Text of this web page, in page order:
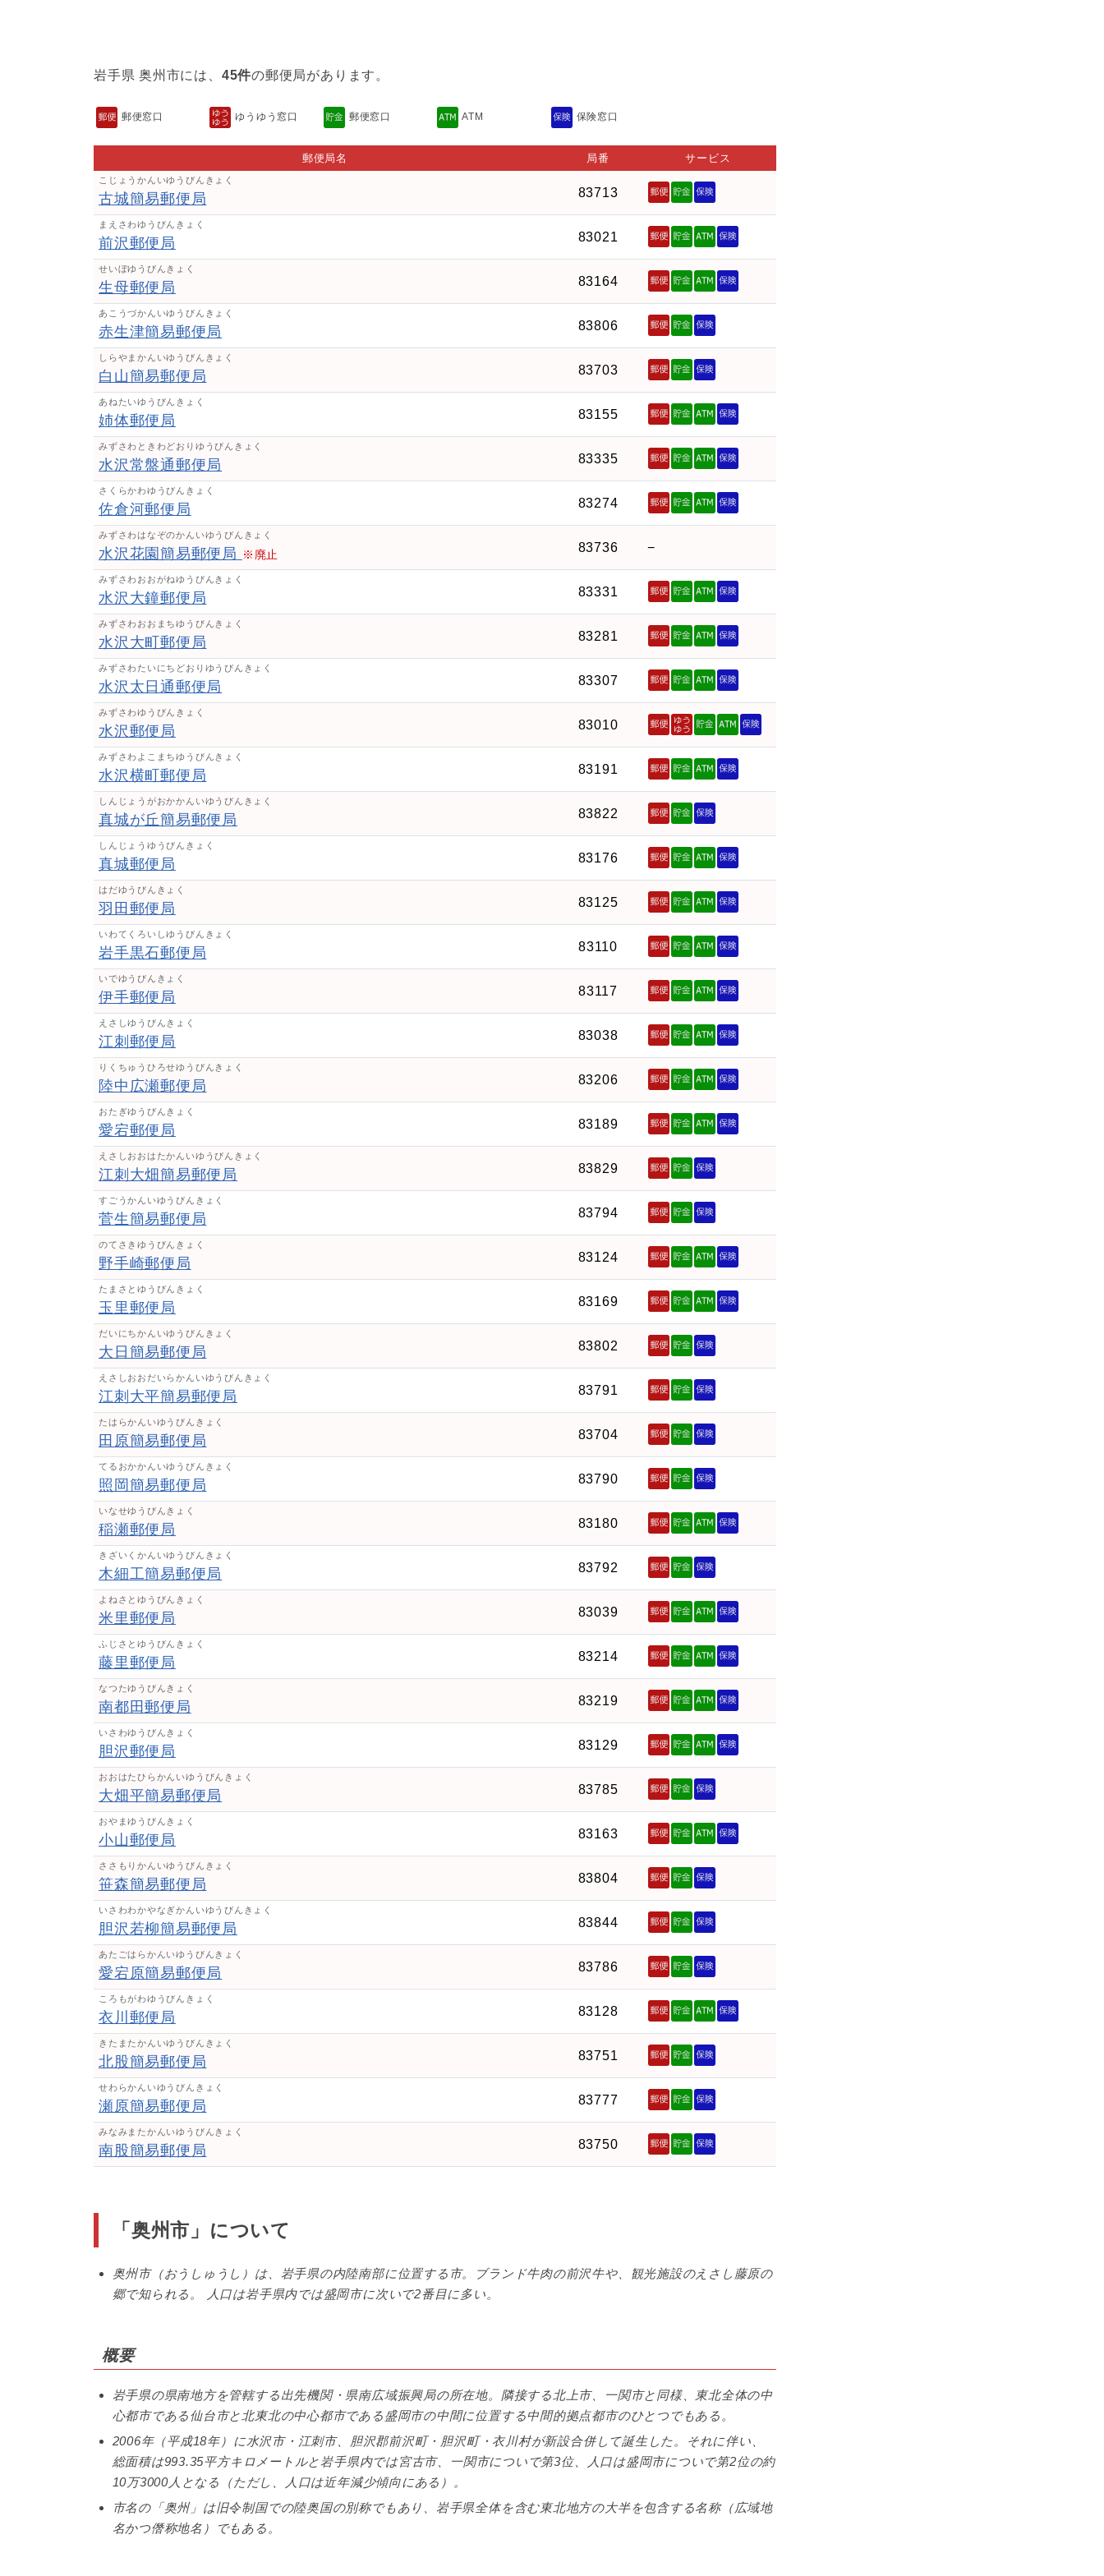
岩手県 奥州市には、 45件の郵便局があります。
郵便窓口 ゆうゆう窓口 郵便窓口 ATM 保険窓口
郵便局名 局番 サービス
こじょうかんいゆうびんきょく
古城簡易郵便局 83713
まえさわゆうびんきょく
前沢郵便局 83021
せいぼゆうびんきょく
生母郵便局 83164
あこうづかんいゆうびんきょく
赤生津簡易郵便局 83806
しらやまかんいゆうびんきょく
白山簡易郵便局 83703
あねたいゆうびんきょく
姉体郵便局 83155
みずさわときわどおりゆうびんきょく
水沢常盤通郵便局 83335
さくらかわゆうびんきょく
佐倉河郵便局 83274
みずさわはなぞのかんいゆうびんきょく
水沢花園簡易郵便局 ※廃止
83736 −
みずさわおおがねゆうびんきょく
水沢大鐘郵便局 83331
みずさわおおまちゆうびんきょく
水沢大町郵便局 83281
みずさわたいにちどおりゆうびんきょく
水沢太日通郵便局 83307
みずさわゆうびんきょく
水沢郵便局 83010
みずさわよこまちゆうびんきょく
水沢横町郵便局 83191
しんじょうがおかかんいゆうびんきょく
真城が丘簡易郵便局 83822
しんじょうゆうびんきょく
真城郵便局 83176
はだゆうびんきょく
羽田郵便局 83125
いわてくろいしゆうびんきょく
岩手黒石郵便局 83110
いでゆうびんきょく
伊手郵便局 83117
えさしゆうびんきょく
江刺郵便局 83038
りくちゅうひろせゆうびんきょく
陸中広瀬郵便局 83206
おたぎゆうびんきょく
愛宕郵便局 83189
えさしおおはたかんいゆうびんきょく
江刺大畑簡易郵便局 83829
すごうかんいゆうびんきょく
菅生簡易郵便局 83794
のてさきゆうびんきょく
野手崎郵便局 83124
たまさとゆうびんきょく
玉里郵便局 83169
だいにちかんいゆうびんきょく
大日簡易郵便局 83802
えさしおおだいらかんいゆうびんきょく
江刺大平簡易郵便局 83791
たはらかんいゆうびんきょく
田原簡易郵便局 83704
てるおかかんいゆうびんきょく
照岡簡易郵便局 83790
いなせゆうびんきょく
稲瀬郵便局 83180
きざいくかんいゆうびんきょく
木細工簡易郵便局 83792
よねさとゆうびんきょく
米里郵便局 83039
ふじさとゆうびんきょく
藤里郵便局 83214
なつたゆうびんきょく
南都田郵便局 83219
いさわゆうびんきょく
胆沢郵便局 83129
おおはたひらかんいゆうびんきょく
大畑平簡易郵便局 83785
おやまゆうびんきょく
小山郵便局 83163
ささもりかんいゆうびんきょく
笹森簡易郵便局 83804
いさわわかやなぎかんいゆうびんきょく
胆沢若柳簡易郵便局 83844
あたごはらかんいゆうびんきょく
愛宕原簡易郵便局 83786
ころもがわゆうびんきょく
衣川郵便局 83128
きたまたかんいゆうびんきょく
北股簡易郵便局 83751
せわらかんいゆうびんきょく
瀬原簡易郵便局 83777
みなみまたかんいゆうびんきょく
南股簡易郵便局 83750
「奥州市」について
奥州市（おうしゅうし）は、岩手県の内陸南部に位置する市。ブランド牛肉の前沢牛や、観光施設のえさし藤原の
郷で知られる。 人口は岩手県内では盛岡市に次いで2番目に多い。
概要
岩手県の県南地方を管轄する出先機関・県南広域振興局の所在地。隣接する北上市、一関市と同様、東北全体の中
心都市である仙台市と北東北の中心都市である盛岡市の中間に位置する中間的拠点都市のひとつでもある。
2006年（平成18年）に水沢市・江刺市、胆沢郡前沢町・胆沢町・衣川村が新設合併して誕生した。それに伴い、
総面積は993.35平方キロメートルと岩手県内では宮古市、一関市についで第3位、人口は盛岡市についで第2位の約
10万3000人となる（ただし、人口は近年減少傾向にある）。
市名の「奥州」は旧令制国での陸奥国の別称でもあり、岩手県全体を含む東北地方の大半を包含する名称（広域地
名かつ僭称地名）でもある。